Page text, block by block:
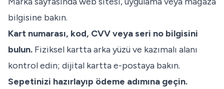
bilgisine bakın.
Kart numarası, kod, CVV veya seri no bilgisini
bulun. Fiziksel kartta arka yüzü ve kazımalı alanı
kontrol edin; dijital kartta e-postaya bakın.
Sepetinizi hazırlayıp ödeme adımına geçin.